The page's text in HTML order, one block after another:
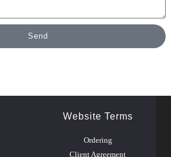
Send
Website Terms
Ordering
Client Agreement